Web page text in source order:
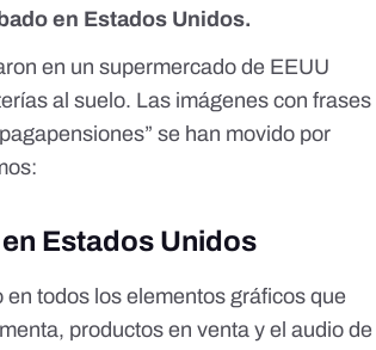
en Estados Unidos.
en un supermercado de EEUU
al suelo. Las imágenes con frases
se han movido por
Estados Unidos
todos los elementos gráficos que
productos en venta y el audio de